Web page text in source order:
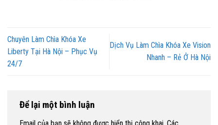
Chuyên Làm Chìa Khóa Xe
Liberty Tại Hà Nội – Phục Vụ
24/7
Dịch Vụ Làm Chìa Khóa Xe Vision
Nhanh – Rẻ Ở Hà Nội
Để lại một bình luận